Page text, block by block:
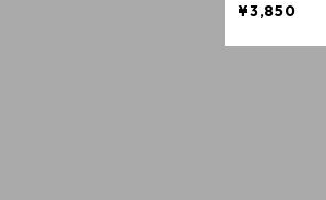
¥3,850